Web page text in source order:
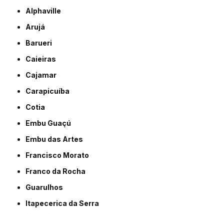
Alphaville
Arujá
Barueri
Caieiras
Cajamar
Carapicuíba
Cotia
Embu Guaçú
Embu das Artes
Francisco Morato
Franco da Rocha
Guarulhos
Itapecerica da Serra